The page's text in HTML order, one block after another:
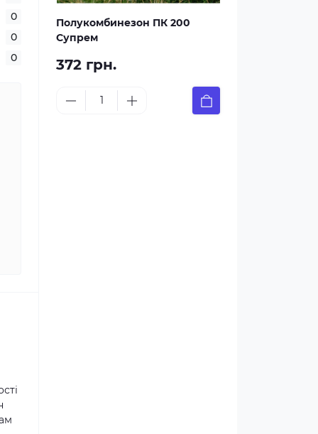
0
0
0
Полукомбинезон ПК 200
Супрем
372 грн.